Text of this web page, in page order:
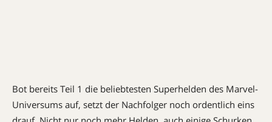
Bot bereits Teil 1 die beliebtesten Superhelden des Marvel-
Universums auf, setzt der Nachfolger noch ordentlich eins